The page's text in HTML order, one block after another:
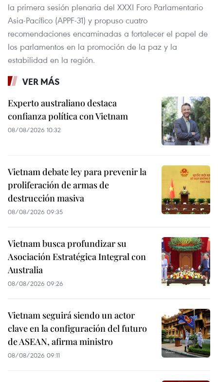
la primera sesión plenaria del XXXI Foro Parlamentario
Asia-Pacífico (APPF-31) y propuso cuatro
recomendaciones encaminadas a fortalecer el papel de
los parlamentos en la promoción de la paz y la
estabilidad en la región.
VER MÁS
Experto australiano destaca
confianza política con Vietnam
08/08/2026 10:32
Vietnam debate ley para prevenir la
proliferación de armas de
destrucción masiva
08/08/2026 09:35
Vietnam busca profundizar su
Asociación Estratégica Integral con
Australia
08/08/2026 09:26
Vietnam seguirá siendo un actor
clave en la configuración del futuro
de ASEAN, afirma ministro
08/08/2026 09:11